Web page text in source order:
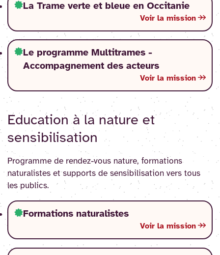
La Trame verte et bleue en Occitanie
Voir la mission
Le programme Multitrames -
Accompagnement des acteurs
Voir la mission
Education à la nature et
sensibilisation
Programme de rendez-vous nature, formations
naturalistes et supports de sensibilisation vers tous
les publics.
Formations naturalistes
Voir la mission